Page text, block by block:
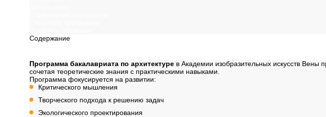
Содержание
Программа бакалавриата по архитектурев Академии изобразительных искусств Вены
сочетая теоретические знания с практическими навыками.
Программа фокусируется на развитии:
Критического мышления
Творческого подхода к решению задач
Экологического проектирования